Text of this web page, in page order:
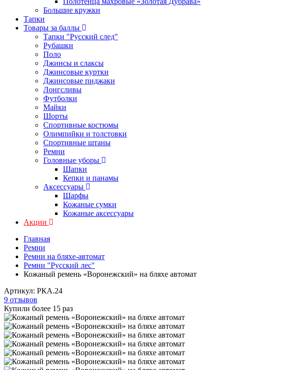
Большие кружки
Тапки
Товары за баллы
Тапки "Русский след"
Рубашки
Поло
Джинсы и слаксы
Джинсовые куртки
Джинсовые пиджаки
Лонгсливы
Футболки
Майки
Шорты
Спортивные костюмы
Олимпийки и толстовки
Спортивные штаны
Ремни
Головные уборы
Шапки
Кепки и панамы
Аксессуары
Шарфы
Кожаные сумки
Кожаные аксессуары
Акции
Главная
Ремни
Ремни на бляхе-автомат
Ремни "Русский лес"
Кожаный ремень «Воронежский» на бляхе автомат
Артикул: РКА.24
9 отзывов
Купили более 15 раз